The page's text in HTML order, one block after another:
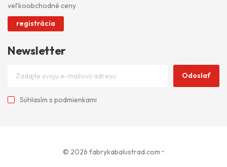
veľkoobchodné ceny
registrácia
Newsletter
Odoslať
Súhlasím s podmienkami
© 2026 fabrykabalustrad.com •